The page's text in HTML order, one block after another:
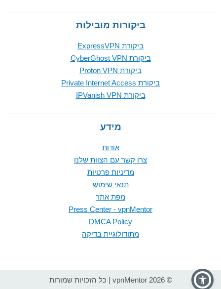
ביקורות מובילות
ביקורת ExpressVPN
ביקורת CyberGhost VPN
ביקורת Proton VPN
ביקורת Private Internet Access
ביקורת IPVanish VPN
מידע
אודות
צרו קשר עם הצוות שלנו
מדיניות פרטיות
תנאי שימוש
מפת אתר
Press Center - vpnMentor
DMCA Policy
מתודולוגיית בדיקה
© 2026 vpnMentor | כל הזכויות שמורות